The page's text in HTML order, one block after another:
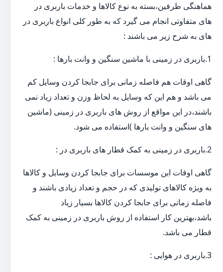
هماهنگی طرفین،بسته به نوع کالاها و خدمات باربری در
های متفاوتی انجام می گیرد که به طور کلی انواع باربری در
های به شرح زیر می باشند :
1.باربری در زمینی با ماشین سنگین و وانت بارها :
گاهی اوقات هم فاصله زمانی برای جابجا کردن وسایل کم
می باشد و هم این که وسایل به لحاظ وزن و تعداد زیاد نمی
باشند،در این مواقع از روش های باربری در زمینی (ماشین
های سنگین و وانت بارها )استفاده می شود.
2.باربری در زمینی به کمک قطار های باربری در :
گاهی اوقات این موسسات برای جابجا کردن وسایل و کالاها
به ویژه کالاهای تولیدی که در حجم و تعداد زیادی باشند و
فاصله زمانی برای جابجا کردن کالاها بسیار زیاد
باشد،بهترین کار استفاده از روش باربری در زمینی به کمک
قطار می باشد.
3.باربری در هوایی :